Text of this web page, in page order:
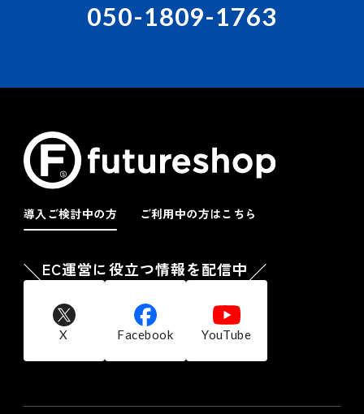
050-1809-1763
導入ご検討中の方 ご利用中の方はこちら
EC運営に役立つ情報を配信中
X Facebook YouTube